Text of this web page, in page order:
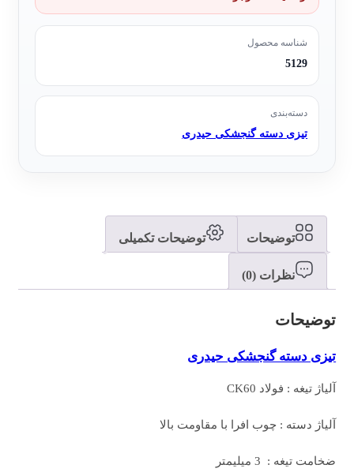
شناسه محصول
5129
دسته‌بندی
تیزی دسته گنجشکی حیدری
توضیحات توضیحات تکمیلی
نظرات (0)
توضیحات
تیزی دسته گنجشکی حیدری
آلیاژ تیغه : فولاد CK60
آلیاژ دسته : چوب افرا با مقاومت بالا
ضخامت تیغه : 3 میلیمتر